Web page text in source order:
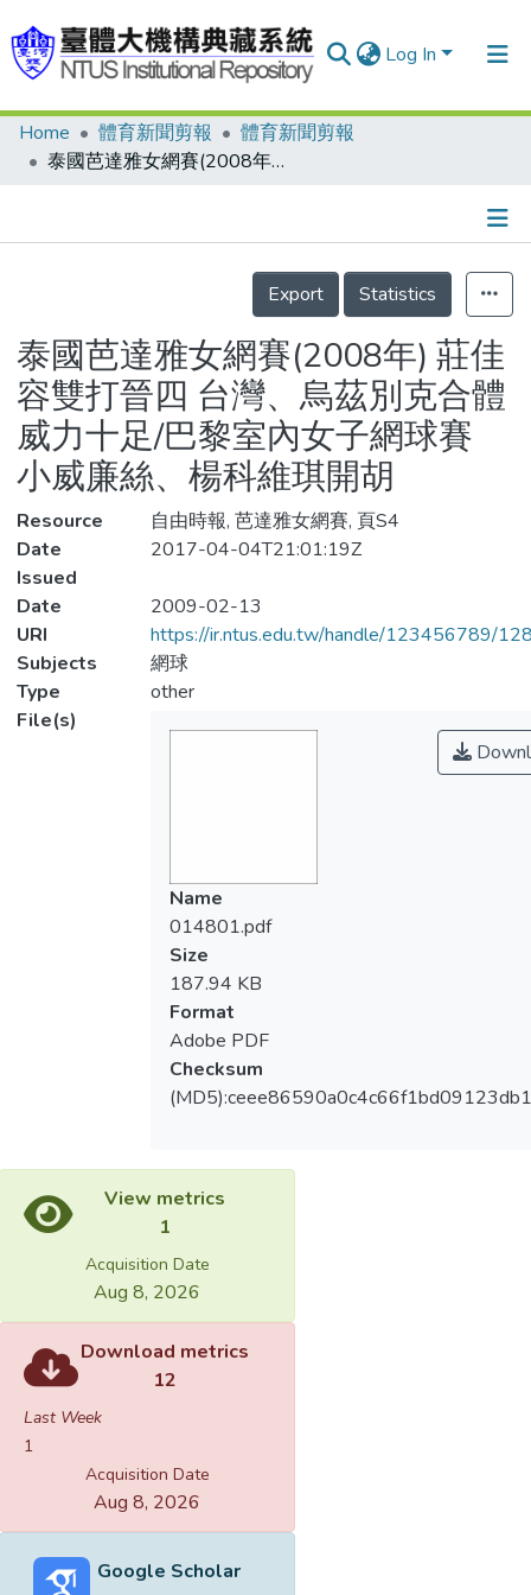
Log In
Communities & Collections
Statistics
Home 體育新聞剪報
體育新聞剪報
泰國芭達雅女網賽(2008年) 莊佳容雙打晉四 台灣、烏茲別克合體威力十足/巴黎室內女子網球賽 小威廉絲、楊科維琪開胡
Details
Export
Statistics
泰國芭達雅女網賽(2008年) 莊佳
容雙打晉四 台灣、烏茲別克合體
威力十足/巴黎室內女子網球賽
小威廉絲、楊科維琪開胡
Resource
自由時報, 芭達雅女網賽, 頁S4
Date
Issued
2017-04-04T21:01:19Z
Date
2009-02-13
URI
https://ir.ntus.edu.tw/handle/123456789/
Subjects
網球
Type
other
File(s)
Name
014801.pdf
Size
187.94 KB
Format
Adobe PDF
Checksum
View metrics
1
Acquisition Date
Aug 8, 2026
Download metrics
12
Last Week
1
Acquisition Date
Aug 8, 2026
Google Scholar